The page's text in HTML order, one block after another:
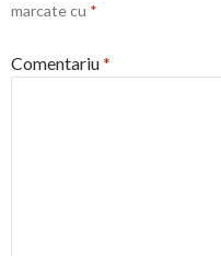
marcate cu *
Comentariu*